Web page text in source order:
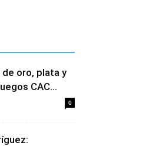
oro, plata y
CAC...
0